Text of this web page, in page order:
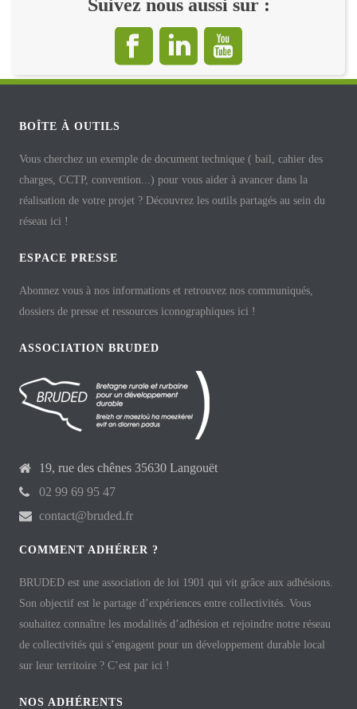
Suivez nous aussi sur :
BOÎTE À OUTILS
Vous cherchez un exemple de document technique ( bail, cahier des
charges, CCTP, convention...) pour vous aider à avancer dans la
réalisation de votre projet ? Découvrez les outils partagés au sein du
réseau ici !
ESPACE PRESSE
Abonnez vous à nos informations et retrouvez nos communiqués,
dossiers de presse et ressources iconographiques ici !
ASSOCIATION BRUDED
19, rue des chênes 35630 Langouët
02 99 69 95 47
contact@bruded.fr
COMMENT ADHÉRER ?
BRUDED est une association de loi 1901 qui vit grâce aux adhésions.
Son objectif est le partage d’expériences entre collectivités. Vous
souhaitez connaître les modalités d’adhésion et rejoindre notre réseau
de collectivités qui s’engagent pour un développement durable local
sur leur territoire ? C’est par ici !
NOS ADHÉRENTS